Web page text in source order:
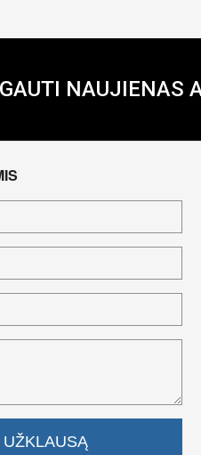
NAUJIENAS
UŽKLAUSĄ